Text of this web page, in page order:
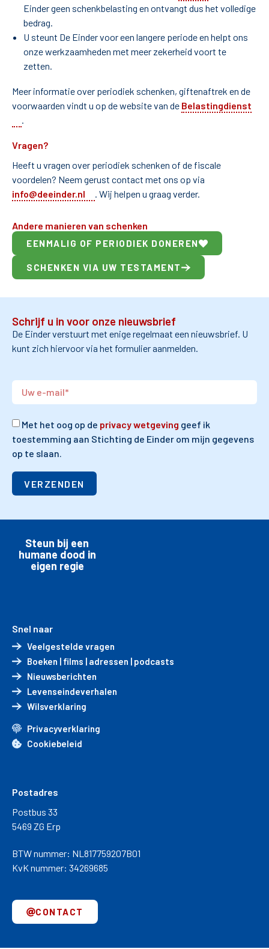
Einder geen schenkbelasting en ontvangt dus het volledige
bedrag.
U steunt De Einder voor een langere periode en helpt ons
onze werkzaamheden met meer zekerheid voort te
zetten.
Meer informatie over periodiek schenken, giftenaftrek en de
voorwaarden vindt u op de website van de Belastingdienst
Vragen?
Heeft u vragen over periodiek schenken of de fiscale
voordelen? Neem gerust contact met ons op via
info@deeinder.nl
(opent e-mailprogramma)
. Wij helpen u graag verder.
Andere manieren van schenken
EENMALIG OF PERIODIEK DONEREN
SCHENKEN VIA UW TESTAMENT
Schrijf u in voor onze nieuwsbrief
De Einder verstuurt met enige regelmaat een nieuwsbrief. U
kunt zich hiervoor via het formulier aanmelden.
Met het oog op de privacy wetgeving geef ik
toestemming aan Stichting de Einder om mijn gegevens
op te slaan.
VERZENDEN
Steun bij een
humane dood in
eigen regie
Snel naar
Veelgestelde vragen
Boeken | films | adressen | podcasts
Nieuwsberichten
Levenseindeverhalen
Wilsverklaring
Privacyverklaring
Cookiebeleid
Postadres
Postbus 33
5469 ZG Erp
BTW nummer: NL817759207B01
KvK nummer: 34269685
CONTACT